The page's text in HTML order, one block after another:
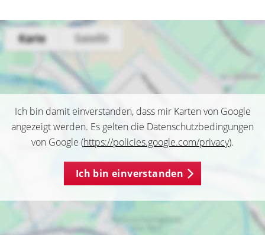
Ich bin damit einverstanden, dass mir Karten von Google
angezeigt werden. Es gelten die Datenschutzbedingungen
von Google (https://policies.google.com/privacy).
Ich bin einverstanden